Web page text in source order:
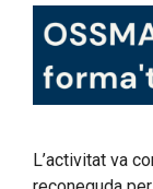
L’activitat va